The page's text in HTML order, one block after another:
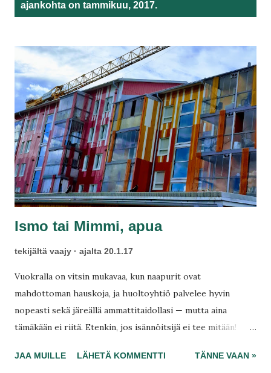
ajankohta on tammikuu, 2017.
Ismo tai Mimmi, apua
tekijältä vaajy ajalta 20.1.17
Vuokralla on vitsin mukavaa, kun naapurit ovat
mahdottoman hauskoja, ja huoltoyhtiö palvelee hyvin
nopeasti sekä järeällä ammattitaidollasi — mutta aina
tämäkään ei riitä. Etenkin, jos isännöitsijä ei tee mitään!
ihan kaikki pahat. Entä jos soittaisit omakotitalossa
JAA MUILLE LÄHETÄ KOMMENTTI TÄNNE VAAN »